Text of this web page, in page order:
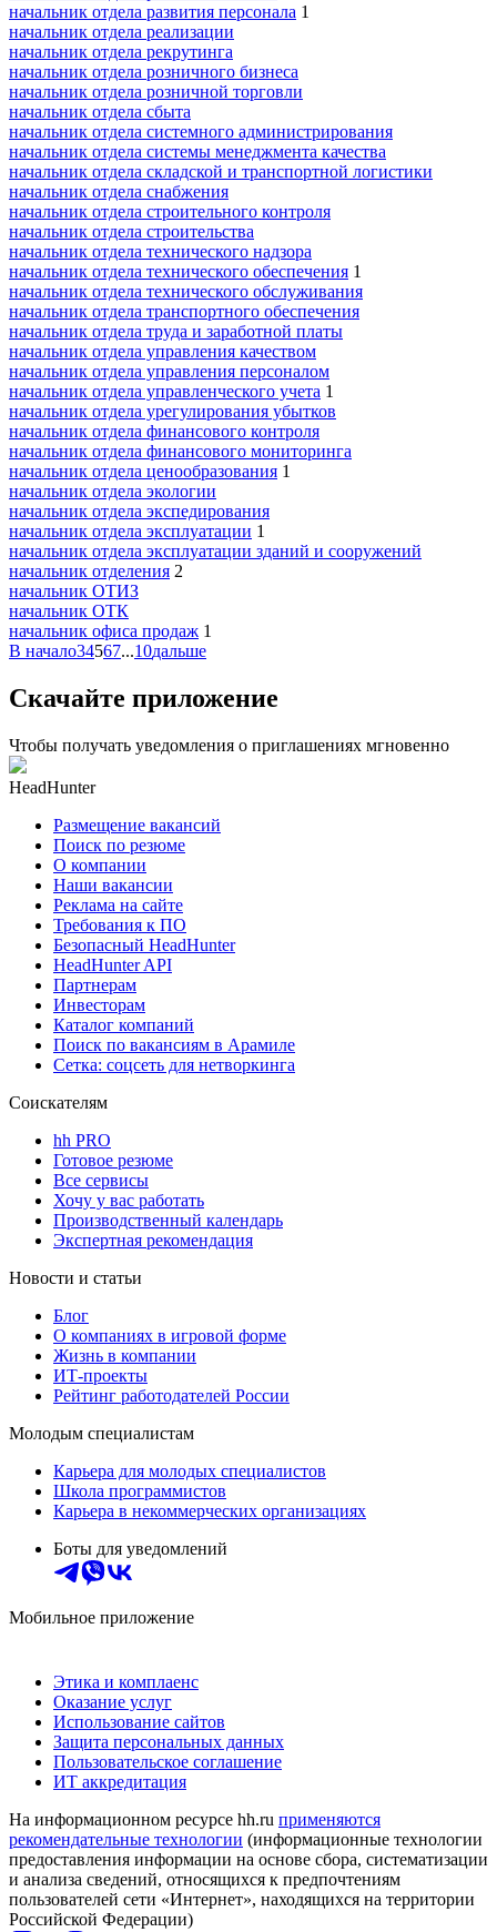
начальник отдела развития персонала 1
начальник отдела реализации
начальник отдела рекрутинга
начальник отдела розничного бизнеса
начальник отдела розничной торговли
начальник отдела сбыта
начальник отдела системного администрирования
начальник отдела системы менеджмента качества
начальник отдела складской и транспортной логистики
начальник отдела снабжения
начальник отдела строительного контроля
начальник отдела строительства
начальник отдела технического надзора
начальник отдела технического обеспечения 1
начальник отдела технического обслуживания
начальник отдела транспортного обеспечения
начальник отдела труда и заработной платы
начальник отдела управления качеством
начальник отдела управления персоналом
начальник отдела управленческого учета 1
начальник отдела урегулирования убытков
начальник отдела финансового контроля
начальник отдела финансового мониторинга
начальник отдела ценообразования 1
начальник отдела экологии
начальник отдела экспедирования
начальник отдела эксплуатации 1
начальник отдела эксплуатации зданий и сооружений
начальник отделения 2
начальник ОТИЗ
начальник ОТК
начальник офиса продаж 1
В начало34567...10дальше
Скачайте приложение
Чтобы получать уведомления о приглашениях мгновенно
HeadHunter
Размещение вакансий
Поиск по резюме
О компании
Наши вакансии
Реклама на сайте
Требования к ПО
Безопасный HeadHunter
HeadHunter API
Партнерам
Инвесторам
Каталог компаний
Поиск по вакансиям в Арамиле
Сетка: соцсеть для нетворкинга
Соискателям
hh PRO
Готовое резюме
Все сервисы
Хочу у вас работать
Производственный календарь
Экспертная рекомендация
Новости и статьи
Блог
О компаниях в игровой форме
Жизнь в компании
ИТ-проекты
Рейтинг работодателей России
Молодым специалистам
Карьера для молодых специалистов
Школа программистов
Карьера в некоммерческих организациях
Боты для уведомлений
Мобильное приложение
Этика и комплаенс
Оказание услуг
Использование сайтов
Защита персональных данных
Пользовательское соглашение
ИТ аккредитация
На информационном ресурсе hh.ru применяются
рекомендательные технологии (информационные технологии
предоставления информации на основе сбора, систематизации
и анализа сведений, относящихся к предпочтениям
пользователей сети «Интернет», находящихся на территории
Российской Федерации)